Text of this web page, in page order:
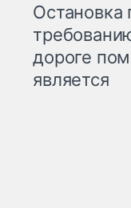
Остановка
дороге
является